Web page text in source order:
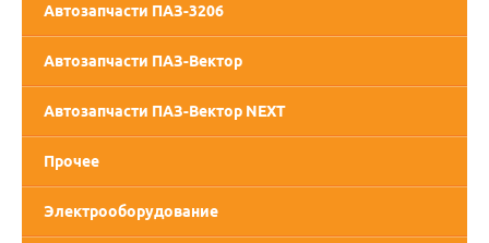
Автозапчасти ПАЗ-3206
Автозапчасти ПАЗ-Вектор
Автозапчасти ПАЗ-Вектор NEXT
Прочее
Электрооборудование